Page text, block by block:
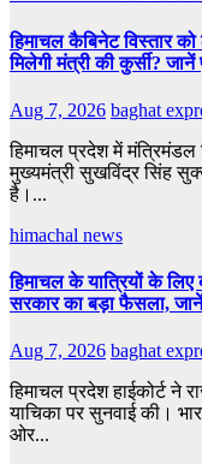
हिमाचल कैबिनेट विस्तार
मिलेगी मंत्री की कुर्सी? जानें
Aug 7, 2026 baghat
हिमाचल प्रदेश में
मुख्यमंत्री सुखविंद्र सिंह
है।...
himachal news
हिमाचल के यात्रियों के
सरकार का बड़ा फैसला,
Aug 7, 2026 baghat
हिमाचल प्रदेश हाईकोर्ट ने
याचिका पर सुनवाई की।
ओर...